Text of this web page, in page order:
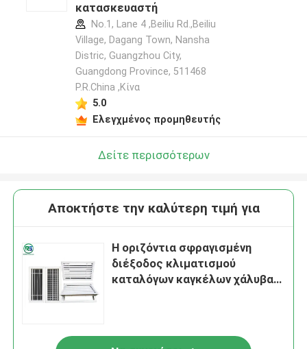
κατασκευαστή
No.1, Lane 4 ,Beiliu Rd.,Beiliu
Village, Dagang Town, Nansha
Distric, Guangzhou City,
Guangdong Province, 511468
P.R.China ,Κίνα
5.0
Ελεγχμένος προμηθευτής
Δείτε περισσότερων
Αποκτήστε την καλύτερη τιμή για
Η οριζόντια σφραγισμένη
διέξοδος κλιματισμού
καταλόγων καγκέλων χάλυβα